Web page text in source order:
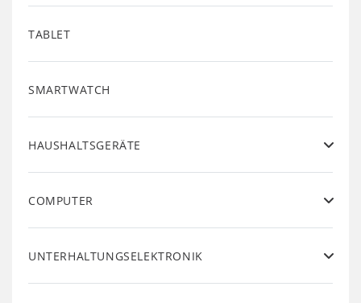
TABLET
SMARTWATCH
HAUSHALTSGERÄTE
COMPUTER
UNTERHALTUNGSELEKTRONIK